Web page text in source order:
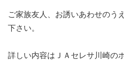
ご家族友人、お誘いあわせのう
下さい。
詳しい内容はＪＡセレサ川崎の